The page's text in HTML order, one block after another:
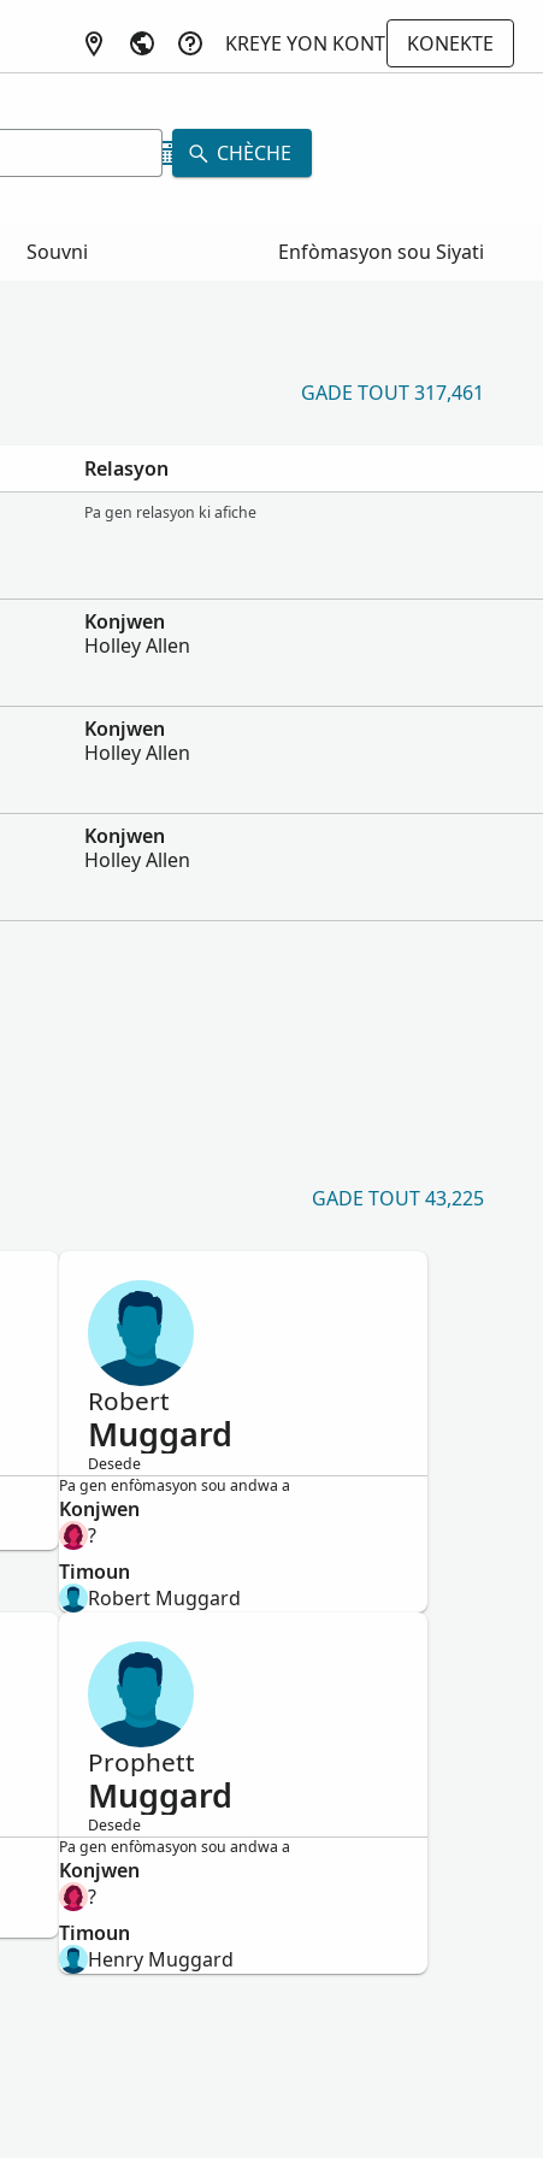
KREYE YON KONT
KONEKTE
CHÈCHE
Souvni Enfòmasyon sou Siyati
GADE TOUT 317,461
Relasyon
Pa gen relasyon ki afiche
Konjwen
Holley Allen
Konjwen
Holley Allen
Konjwen
Holley Allen
GADE TOUT 43,225
Robert
Muggard
Desede
Gason
Pa gen enfòmasyon sou andwa a
Konjwen
?
Timoun
Robert Muggard
Prophett
Muggard
Desede
Gason
Pa gen enfòmasyon sou andwa a
Konjwen
?
Timoun
Henry Muggard